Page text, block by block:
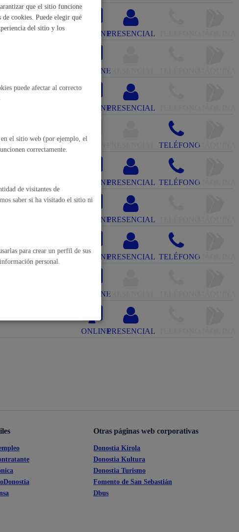
y empleo
Ayuda a la tramitación
ONLINEPRESENCIAL
ONLINEPRESENCIAL
ONLINEPRESENCIAL
TELÉFONOMÁQUINA
ONLINEPRESENCIAL TELÉFONOMÁQUINA
ONLINEPRESENCIAL
ONLINEPRESENCIAL TELÉFONOMÁQUINA
ONLINEPRESENCIAL
ONLINEPRESENCIAL
Otras páginas web corporativas
Donostia Kirola
Donostia Kultura
Donostia Turismo
Fomento de San Sebastián
Dbus
que el sitio funcione
cookies. Puede elegir qué
del sitio y los
puede afectar al correcto
el sitio web (por ejemplo, el
correctamente.
de visitantes de
saber si ha visitado el sitio ni
para crear un perfil de sus
personal.